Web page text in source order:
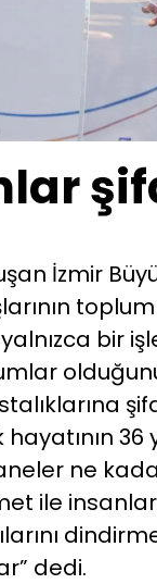
İzmir
bir
36
ne
ile
dedi.